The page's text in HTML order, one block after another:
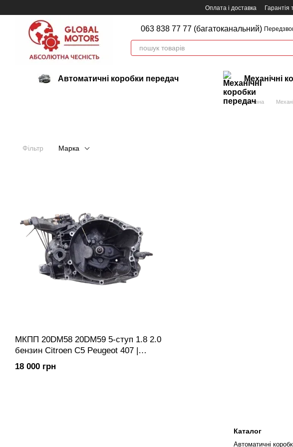
Оплата і доставка Гарантія
063 838 77 77 (багатоканальний)
Автоматичні коробки передач Механічні
Головна
Фільтр Марка
МКПП 20DM58 20DM59 5-ступ 1.8 2.0
бензин Citroen C5 Peugeot 407 |
Коробка передач механічна Купить
18 000 грн
Каталог
Автоматичні